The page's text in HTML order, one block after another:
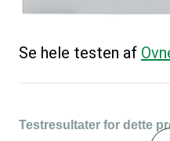
Se hele testen af
Testresultater for dette